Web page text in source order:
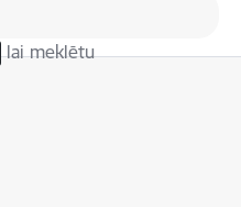
lai meklētu